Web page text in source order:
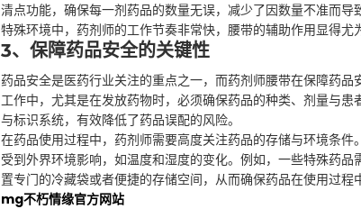
清点功能，确保每一剂药品的数量无误，减少了因数量不准而
特殊环境中，药剂师的工作节奏非常快，腰带的辅助作用显得尤
3、保障药品安全的关键性
药品安全是医药行业关注的重点之一，而药剂师腰带在保障药
工作中，尤其是在发放药物时，必须确保药品的种类、剂量与
与标识系统，有效降低了药品误配的风险。
在药品使用过程中，药剂师需要高度关注药品的存储与环境条
受到外界环境影响，如温度和湿度的变化。例如，一些特殊药
置专门的冷藏袋或者便捷的存储空间，从而确保药品在使用过程
mg不朽情缘官方网站